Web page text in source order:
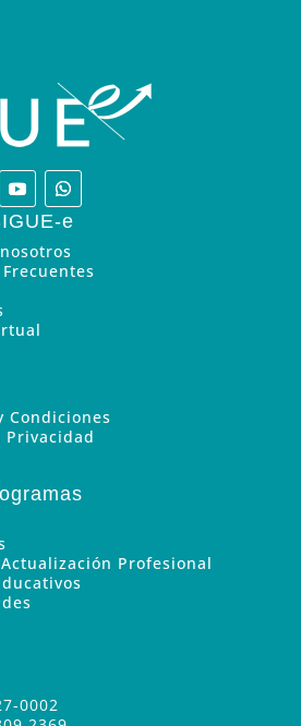
e
Condiciones
Privacidad
Profesional
0002